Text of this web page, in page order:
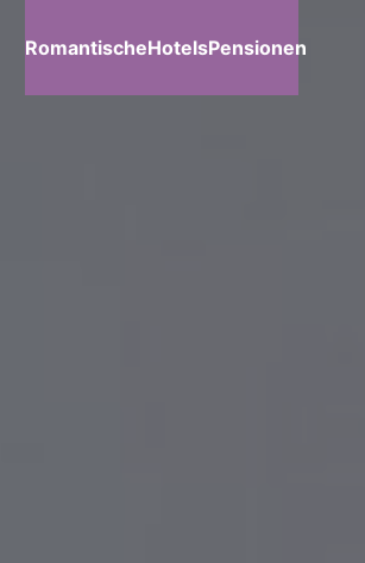
RomantischeHotelsPensionen